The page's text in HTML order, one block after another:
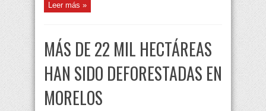
Leer más »
MÁS DE 22 MIL HECTÁREAS
HAN SIDO DEFORESTADAS EN
MORELOS